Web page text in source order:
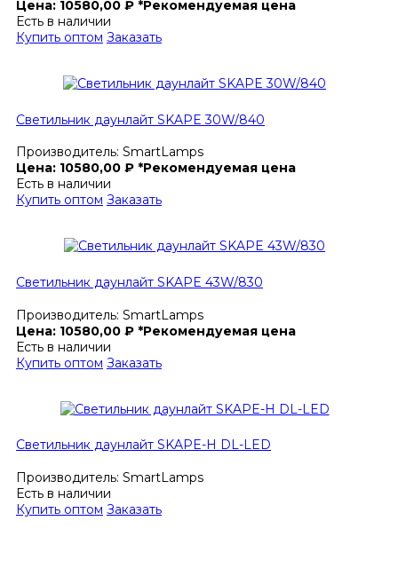
Цена: 10580,00 ₽ *Рекомендуемая цена
Есть в наличии
Купить оптом Заказать
Светильник даунлайт SKAPE 30W/840
Производитель: SmartLamps
Цена: 10580,00 ₽ *Рекомендуемая цена
Есть в наличии
Купить оптом Заказать
Светильник даунлайт SKAPE 43W/830
Производитель: SmartLamps
Цена: 10580,00 ₽ *Рекомендуемая цена
Есть в наличии
Купить оптом Заказать
Светильник даунлайт SKAPE-H DL-LED
Производитель: SmartLamps
Есть в наличии
Купить оптом Заказать